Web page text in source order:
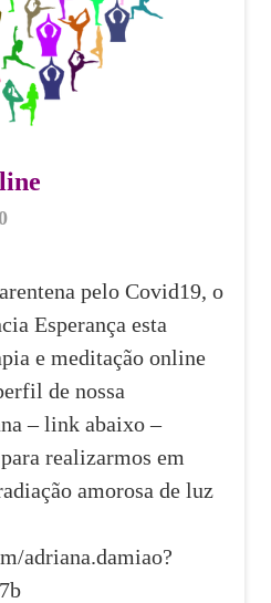
pelo Covid19, o
Esperança esta
e meditação online
de nossa
– link abaixo –
realizarmos em
amorosa de luz
adriana.damiao?